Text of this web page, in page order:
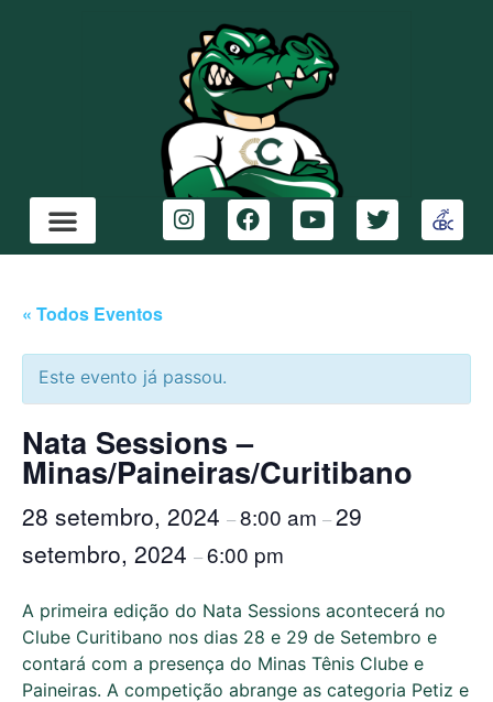
« Todos Eventos
Este evento já passou.
Nata Sessions –
Minas/Paineiras/Curitibano
28 setembro, 2024 –8:00 am – 29
setembro, 2024 –6:00 pm
A primeira edição do Nata Sessions acontecerá no
Clube Curitibano nos dias 28 e 29 de Setembro e
contará com a presença do Minas Tênis Clube e
Paineiras. A competição abrange as categoria Petiz e